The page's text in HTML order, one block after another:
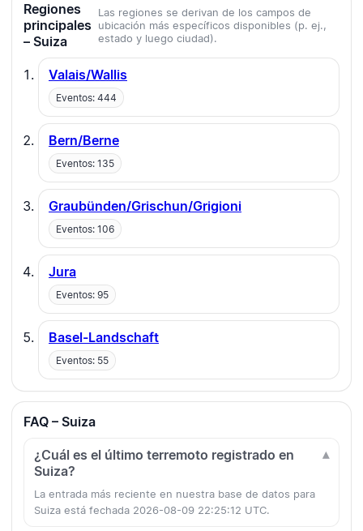
Regiones
principales
– Suiza
Las regiones se derivan de los campos de
ubicación más específicos disponibles (p. ej.,
estado y luego ciudad).
Valais/Wallis
Eventos: 444
Bern/Berne
Eventos: 135
Graubünden/Grischun/Grigioni
Eventos: 106
Jura
Eventos: 95
Basel-Landschaft
Eventos: 55
FAQ – Suiza
¿Cuál es el último terremoto registrado en
Suiza?
La entrada más reciente en nuestra base de datos para
Suiza está fechada 2026-08-09 22:25:12 UTC.